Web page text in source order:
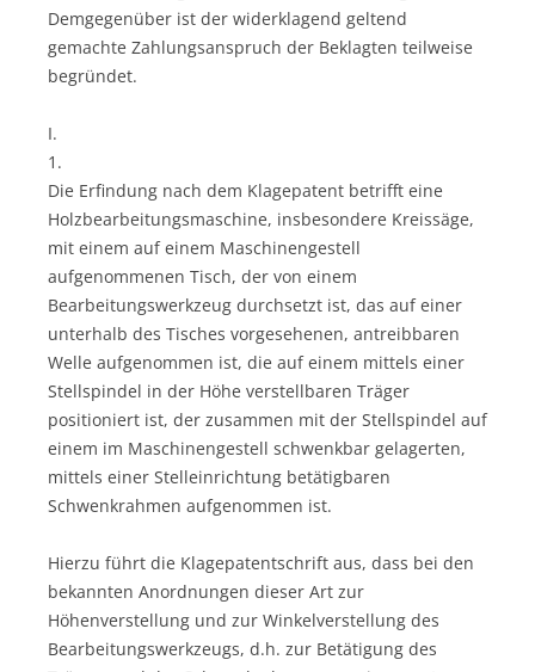
Demgegenüber ist der widerklagend geltend
gemachte Zahlungsanspruch der Beklagten teilweise
begründet.
I.
1.
Die Erfindung nach dem Klagepatent betrifft eine
Holzbearbeitungsmaschine, insbesondere Kreissäge,
mit einem auf einem Maschinengestell
aufgenommenen Tisch, der von einem
Bearbeitungswerkzeug durchsetzt ist, das auf einer
unterhalb des Tisches vorgesehenen, antreibbaren
Welle aufgenommen ist, die auf einem mittels einer
Stellspindel in der Höhe verstellbaren Träger
positioniert ist, der zusammen mit der Stellspindel auf
einem im Maschinengestell schwenkbar gelagerten,
mittels einer Stelleinrichtung betätigbaren
Schwenkrahmen aufgenommen ist.
Hierzu führt die Klagepatentschrift aus, dass bei den
bekannten Anordnungen dieser Art zur
Höhenverstellung und zur Winkelverstellung des
Bearbeitungswerkzeugs, d.h. zur Betätigung des